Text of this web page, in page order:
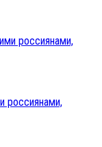
россиянами,